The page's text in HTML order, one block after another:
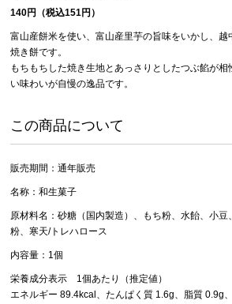
140円（税込151円）
富山産餅米を使い、富山産里芋の旨味をいかし、越
焼き餅です。
もちもちした焼き生地とあっさりとしたつぶ餡が
い味わいが自慢の逸品です。
この商品について
販売期間：通年販売
名称：和生菓子
原材料名：砂糖（国内製造）、もち粉、水飴、小
粉、寒天/トレハロース
内容量：1個
栄養成分表示 1個あたり（推定値）
エネルギー 89.4kcal、たんぱく質 1.6g、脂質 0.9g